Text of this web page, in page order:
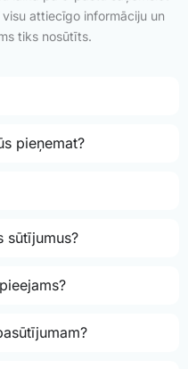
attiecīgo informāciju un
tiks nosūtīts.
pieņemat?
sūtījumus?